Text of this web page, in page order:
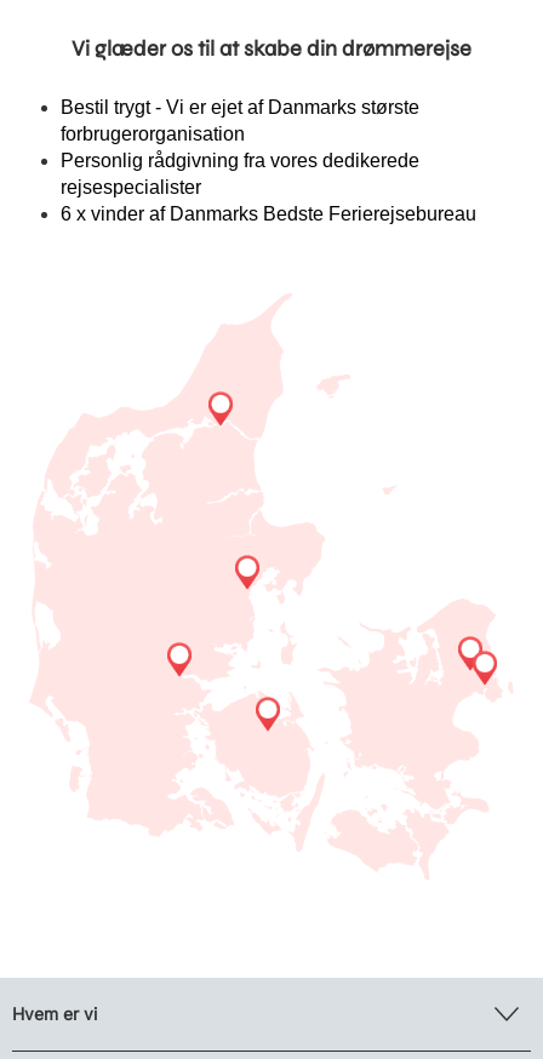
Vi glæder os til at skabe din drømmerejse
Bestil trygt - Vi er ejet af Danmarks største
forbrugerorganisation
Personlig rådgivning fra vores dedikerede
rejsespecialister
6 x vinder af Danmarks Bedste Ferierejsebureau
Hvem er vi